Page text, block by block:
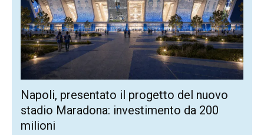
Napoli, presentato il progetto del nuovo
stadio Maradona: investimento da 200
milioni